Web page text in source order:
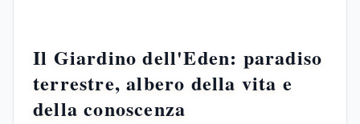
Il Giardino dell'Eden: paradiso
terrestre, albero della vita e
della conoscenza